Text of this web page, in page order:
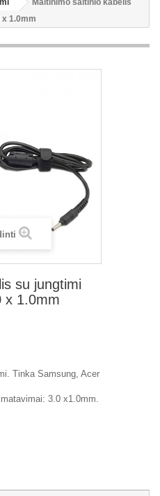
Maitinimo šaltinio kabelis
x 1.0mm
su jungtimi
x 1.0mm
Tinka Samsung, Acer
3.0 x1.0mm.